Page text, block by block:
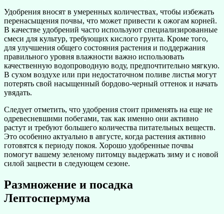
Удобрения вносят в умеренных количествах, чтобы избежать
перенасыщения почвы, что может привести к ожогам корней.
В качестве удобрений часто используют специализированные
смеси для культур, требующих кислого грунта. Кроме того,
для улучшения общего состояния растения и поддержания
правильного уровня влажности важно использовать
качественную водопроводную воду, предпочтительно мягкую.
В сухом воздухе или при недостаточном поливе листья могут
потерять свой насыщенный бордово-черный оттенок и начать
увядать.
Следует отметить, что удобрения стоит применять на еще не
одревесневшими побегами, так как именно они активно
растут и требуют большего количества питательных веществ.
Это особенно актуально в августе, когда растения активно
готовятся к периоду покоя. Хорошо удобренные почвы
помогут вашему зеленому питомцу выдержать зиму и с новой
силой зацвести в следующем сезоне.
Размножение и посадка
Лептоспермума